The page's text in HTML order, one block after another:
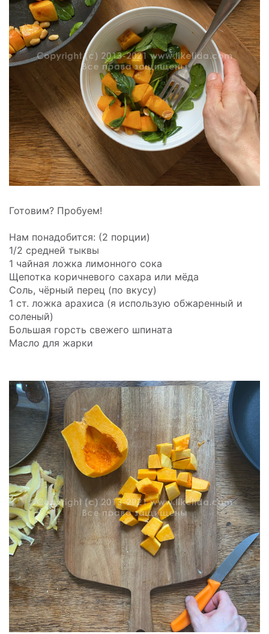
Готовим? Пробуем!
Нам понадобится: (2 порции)
1/2 средней тыквы
1 чайная ложка лимонного сока
Щепотка коричневого сахара или мёда
Соль, чёрный перец (по вкусу)
1 ст. ложка арахиса (я использую обжаренный и
соленый)
Большая горсть свежего шпината
Масло для жарки